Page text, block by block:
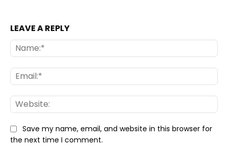
LEAVE A REPLY
Save my name, email, and website in this browser for
the next time I comment.